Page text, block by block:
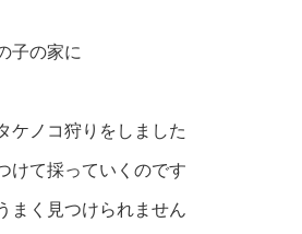
子の家に
ケノコ狩りをしました
けて採っていくのです
まく見つけられません